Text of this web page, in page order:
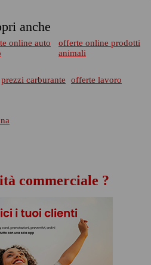
anche
online auto
offerte online prodotti
animali
prezzi carburante
offerte lavoro
commerciale ?